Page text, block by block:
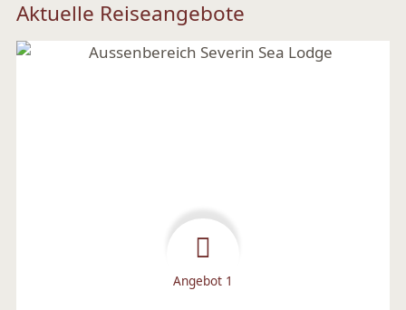
Aktuelle Reiseangebote
Angebot 1